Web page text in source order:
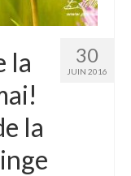
30
JUIN 2016
la
la